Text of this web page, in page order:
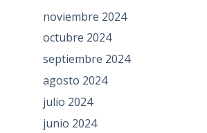
noviembre 2024
octubre 2024
septiembre 2024
agosto 2024
julio 2024
junio 2024